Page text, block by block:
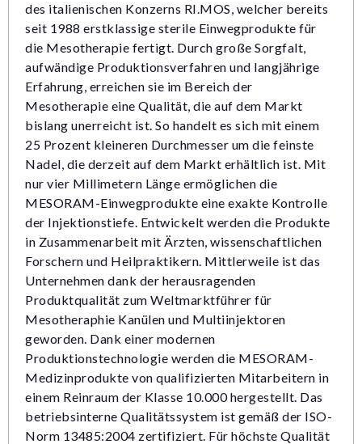
des italienischen Konzerns RI.MOS, welcher bereits
seit 1988 erstklassige sterile Einwegprodukte für
die Mesotherapie fertigt. Durch große Sorgfalt,
aufwändige Produktionsverfahren und langjährige
Erfahrung, erreichen sie im Bereich der
Mesotherapie eine Qualität, die auf dem Markt
bislang unerreicht ist. So handelt es sich mit einem
25 Prozent kleineren Durchmesser um die feinste
Nadel, die derzeit auf dem Markt erhältlich ist. Mit
nur vier Millimetern Länge ermöglichen die
MESORAM-Einwegprodukte eine exakte Kontrolle
der Injektionstiefe. Entwickelt werden die Produkte
in Zusammenarbeit mit Ärzten, wissenschaftlichen
Forschern und Heilpraktikern. Mittlerweile ist das
Unternehmen dank der herausragenden
Produktqualität zum Weltmarktführer für
Mesotheraphie Kanülen und Multiinjektoren
geworden. Dank einer modernen
Produktionstechnologie werden die MESORAM-
Medizinprodukte von qualifizierten Mitarbeitern in
einem Reinraum der Klasse 10.000 hergestellt. Das
betriebsinterne Qualitätssystem ist gemäß der ISO-
Norm 13485:2004 zertifiziert. Für höchste Qualität